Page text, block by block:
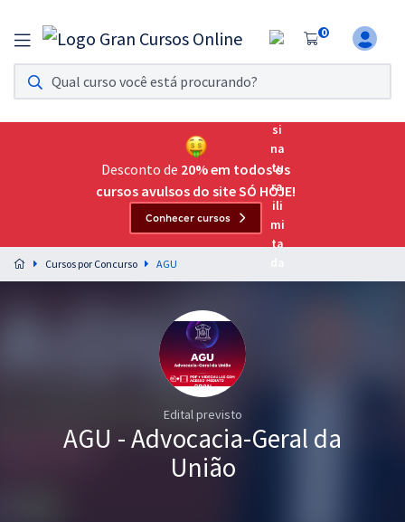
0
Assinatura Ilimitada 11
Acesso a todos os cursos. Teste grátis por 7 dias!
Assinatura OAB Até Passar
Acesso ilimitado a toda preparação para o Exame da
Preparação completa e intensiva para as principais
residências em saúde do Brasil
Desconto de 20% em todos os
cursos avulsos do site SÓ HOJE!
Conhecer cursos
Cursos por Concurso AGU
Edital previsto
AGU - Advocacia-Geral da
União